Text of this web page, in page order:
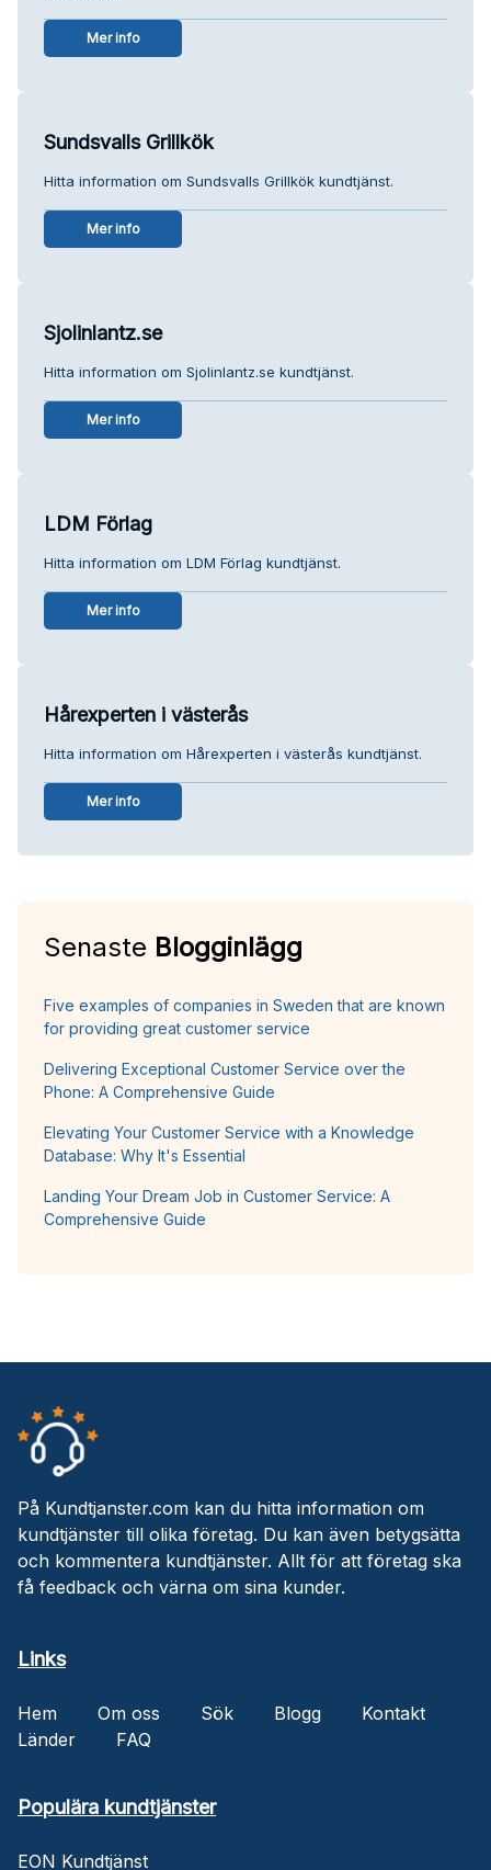
Mer info
Sundsvalls Grillkök
Hitta information om Sundsvalls Grillkök kundtjänst.
Mer info
Sjolinlantz.se
Hitta information om Sjolinlantz.se kundtjänst.
Mer info
LDM Förlag
Hitta information om LDM Förlag kundtjänst.
Mer info
Hårexperten i västerås
Hitta information om Hårexperten i västerås kundtjänst.
Mer info
Senaste Blogginlägg
Five examples of companies in Sweden that are known
for providing great customer service
Delivering Exceptional Customer Service over the
Phone: A Comprehensive Guide
Elevating Your Customer Service with a Knowledge
Database: Why It's Essential
Landing Your Dream Job in Customer Service: A
Comprehensive Guide
På Kundtjanster.com kan du hitta information om
kundtjänster till olika företag. Du kan även betygsätta
och kommentera kundtjänster. Allt för att företag ska
få feedback och värna om sina kunder.
Links
Hem Om oss Sök Blogg
Kontakt
Länder
FAQ
Populära kundtjänster
EON Kundtjänst